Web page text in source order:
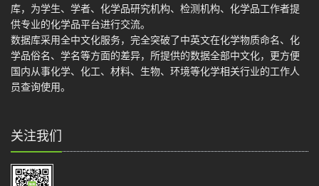
库，为学生、学者、化学品研究机构、检测机构、化学品工作者提
供专业的化学品平台进行交流。
数据库采用全中文化服务，完全突破了中英文在化学物质命名、化
学品俗名、学名等方面的差异，所提供的数据全部中文化，更方便
国内从事化学、化工、材料、生物、环境等化学相关行业的工作人
员查询使用。
关注我们